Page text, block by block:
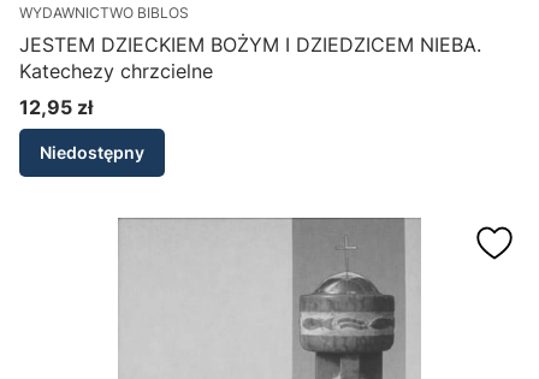
WYDAWNICTWO BIBLOS
JESTEM DZIECKIEM BOŻYM I DZIEDZICEM NIEBA.
Katechezy chrzcielne
Cena
12,95 zł
Niedostępny